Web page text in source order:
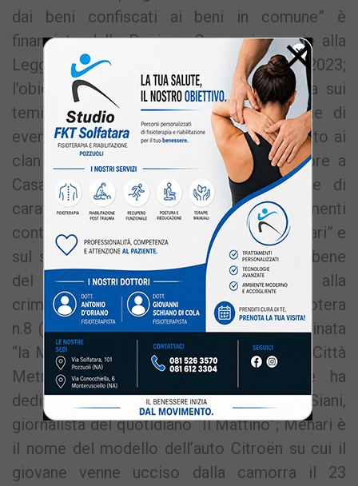
dai beni confiscati ai beni in comune” è
finanziato dalla Regione Campania grazie alla
Legge Regionale n. 24 del 28 dicembre 2023;
l’obiettivo è sensibilizzare la cittadinanza sui
temi della legalità realizzando una serie di
eventi per la promozione del bene sottratto ai
clan della camorra. Nel mese di dicembre a
Casa Mehari si terranno altre iniziative di
carattere sociale e culturale. Aggiornamenti
continui sulla pagina Facebook “Casa Mehari” e
sul sito casamehari.it Casa Mehari è un bene
del comune di Quarto confiscato alla
criminalità organizzata. Si trova in via Nicotera
n.8 (traversa di via Pozzillo, zona denominata
“la Macchia”), a Quarto, area flegrea della Città
Metropolitana di Napoli. L’ente locale ha
dedicato la struttura a Giancarlo Siani,
giornalista del quotidiano “Il Mattino”; Mehari è
il nome del modello dell’auto Citroën su cui il
giovane venne ucciso dalla camorra il 23
×